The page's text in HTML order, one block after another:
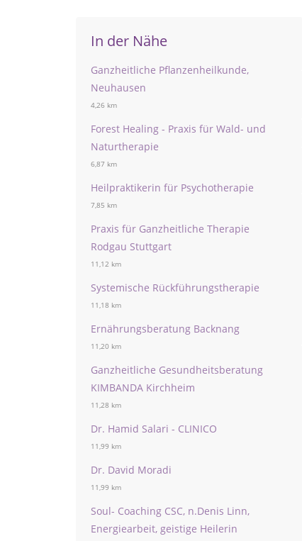
In der Nähe
Ganzheitliche Pflanzenheilkunde,
Neuhausen
4,26 km
Forest Healing - Praxis für Wald- und
Naturtherapie
6,87 km
Heilpraktikerin für Psychotherapie
7,85 km
Praxis für Ganzheitliche Therapie
Rodgau Stuttgart
11,12 km
Systemische Rückführungstherapie
11,18 km
Ernährungsberatung Backnang
11,20 km
Ganzheitliche Gesundheitsberatung
KIMBANDA Kirchheim
11,28 km
Dr. Hamid Salari - CLINICO
11,99 km
Dr. David Moradi
11,99 km
Soul- Coaching CSC, n.Denis Linn,
Energiearbeit, geistige Heilerin